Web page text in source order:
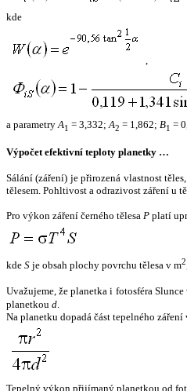
kde
,
a parametryA1 = 3,332;A2 = 1,862; B1 =
Výpočet efektivní teploty planetky …
Sálání (záření) je přirozená vlastnost
tělesem. Pohltivost a odrazivost záření u
Pro výkon záření černého tělesa P platí
kde S je obsah plochy povrchu tělesa v m2
Uvažujeme, že planetka i fotosféra
planetkou d.
Na planetku dopadá část tepelného
Tepelný výkon přijímaný planetkou od